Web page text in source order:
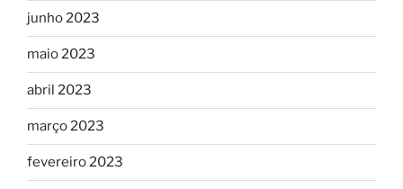
junho 2023
maio 2023
abril 2023
março 2023
fevereiro 2023